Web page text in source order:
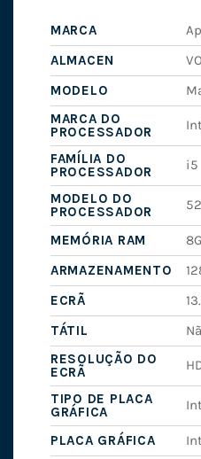
MARCA
ALMACEN
MODELO
MARCA DO
PROCESSADOR
FAMÍLIA DO
PROCESSADOR
i5
MODELO DO
PROCESSADOR
MEMÓRIA RAM
ARMAZENAMENTO
ECRÃ
TÁTIL
RESOLUÇÃO DO
ECRÃ
TIPO DE PLACA
GRÁFICA
PLACA GRÁFICA